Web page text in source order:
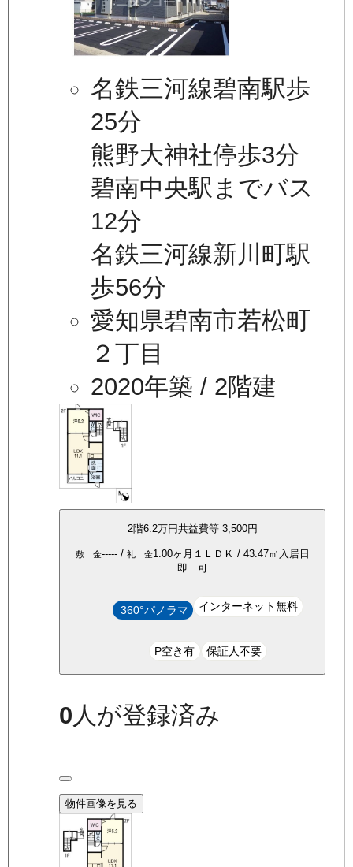
名鉄三河線碧南駅歩
25分
熊野大神社停歩3分
碧南中央駅までバス
12分
名鉄三河線新川町駅
歩56分
愛知県碧南市若松町
２丁目
2020年築 / 2階建
2階6.2万円共益費等 3,500円
敷 金-----/ 礼 金1.00ヶ月 １ＬＤＫ / 43.47㎡ 入居日
即 可
360°パノラマ インターネット無料
P空き有 保証人不要
0 人が登録済み
物件画像を見る